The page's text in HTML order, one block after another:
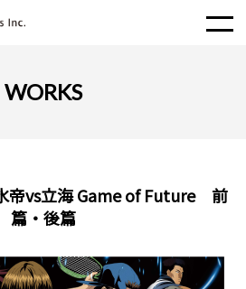
WORKS
帝vs立海 Game of Future 前
篇・後篇